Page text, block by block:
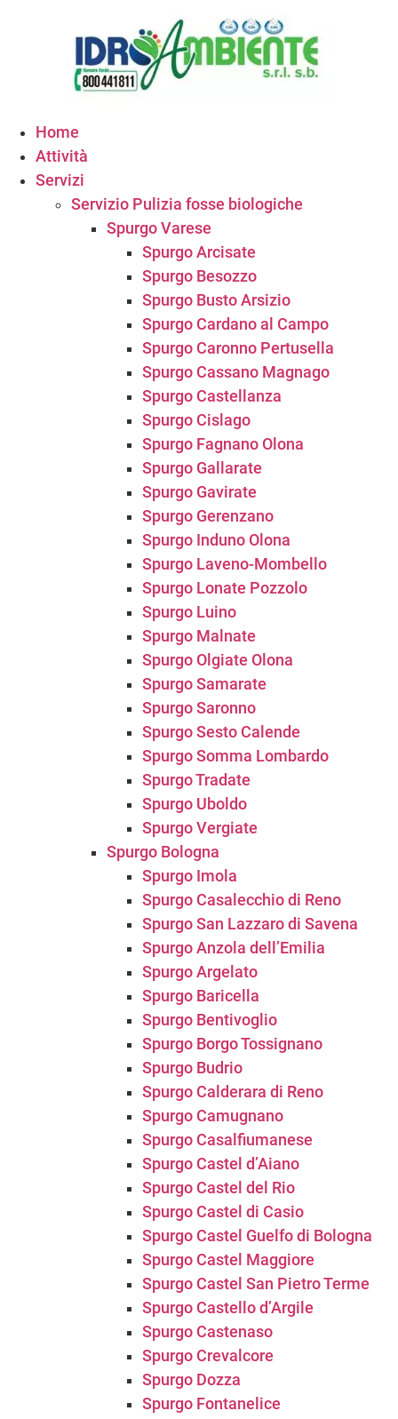
Home
Attività
Servizi
Servizio Pulizia fosse biologiche
Spurgo Varese
Spurgo Arcisate
Spurgo Besozzo
Spurgo Busto Arsizio
Spurgo Cardano al Campo
Spurgo Caronno Pertusella
Spurgo Cassano Magnago
Spurgo Castellanza
Spurgo Cislago
Spurgo Fagnano Olona
Spurgo Gallarate
Spurgo Gavirate
Spurgo Gerenzano
Spurgo Induno Olona
Spurgo Laveno-Mombello
Spurgo Lonate Pozzolo
Spurgo Luino
Spurgo Malnate
Spurgo Olgiate Olona
Spurgo Samarate
Spurgo Saronno
Spurgo Sesto Calende
Spurgo Somma Lombardo
Spurgo Tradate
Spurgo Uboldo
Spurgo Vergiate
Spurgo Bologna
Spurgo Imola
Spurgo Casalecchio di Reno
Spurgo San Lazzaro di Savena
Spurgo Anzola dell’Emilia
Spurgo Argelato
Spurgo Baricella
Spurgo Bentivoglio
Spurgo Borgo Tossignano
Spurgo Budrio
Spurgo Calderara di Reno
Spurgo Camugnano
Spurgo Casalfiumanese
Spurgo Castel d’Aiano
Spurgo Castel del Rio
Spurgo Castel di Casio
Spurgo Castel Guelfo di Bologna
Spurgo Castel Maggiore
Spurgo Castel San Pietro Terme
Spurgo Castello d’Argile
Spurgo Castenaso
Spurgo Crevalcore
Spurgo Dozza
Spurgo Fontanelice